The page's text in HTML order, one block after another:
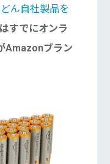
ん自社製品を
すでにオンラ
Amazonブラン